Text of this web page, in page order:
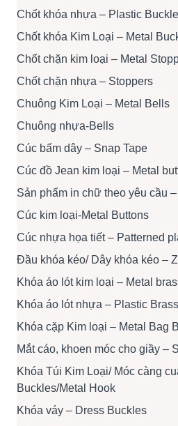
Chốt khóa nhựa – Plastic
Chốt khóa Kim Loại – Metal
Chốt chặn kim loại – Metal
Chốt chặn nhựa – Stoppers
Chuông Kim Loại – Metal Bells
Chuông nhựa-Bells
Cúc bấm dây – Snap Tape
Cúc đồ Jean kim loại – Metal
Sản phẩm in chữ theo yêu cầu
Cúc kim loại-Metal Buttons
Cúc nhựa họa tiết – Patterned
Đầu khóa kéo/ Dây khóa kéo –
Khóa áo lót kim loại – Metal
Khóa áo lót nhựa – Plastic
Khóa cặp Kim loại – Metal Bag
Mắt cáo, khoen móc cho giầy –
Khóa Túi Kim Loại/ Móc càng
Buckles/Metal Hook
Khóa váy – Dress Buckles